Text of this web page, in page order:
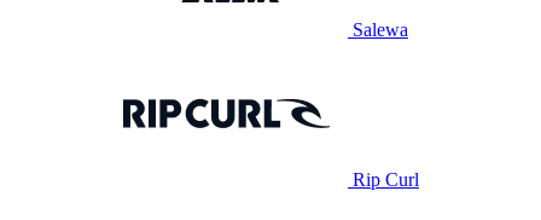
Salewa
Rip Curl